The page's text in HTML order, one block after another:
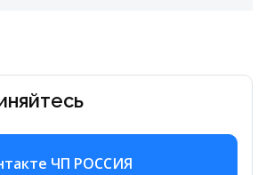
ЧП РОССИЯ